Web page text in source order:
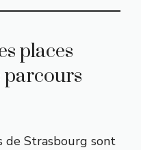
places
parcours
de Strasbourg sont